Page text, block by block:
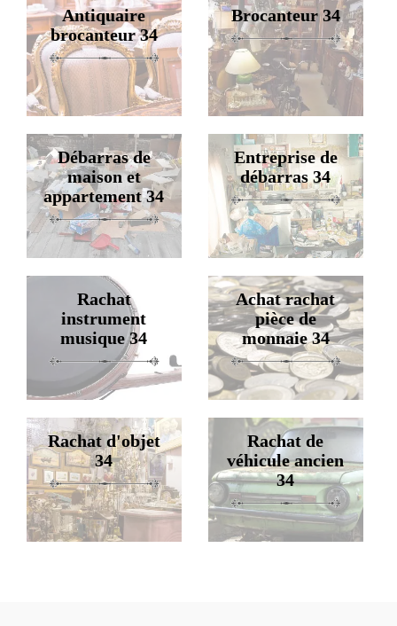
Antiquaire
brocanteur 34
Brocanteur 34
Débarras de
maison et
appartement 34
Entreprise de
débarras 34
Rachat
instrument
musique 34
Achat rachat
pièce de
monnaie 34
Rachat d'objet
34
Rachat de
véhicule ancien
34